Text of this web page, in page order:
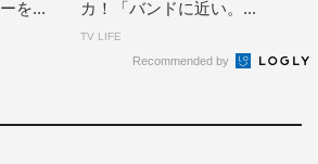
を...
カ！「バンドに近い。...
TV LIFE
Recommended by